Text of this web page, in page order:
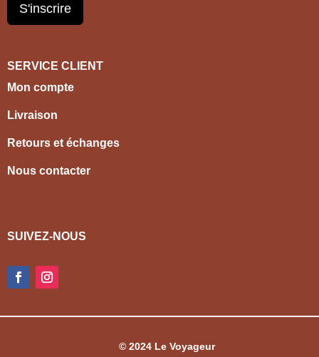
S'inscrire
SERVICE CLIENT
Mon compte
Livraison
Retours et échanges
Nous contacter
SUIVEZ-NOUS
© 2024 Le Voyageur